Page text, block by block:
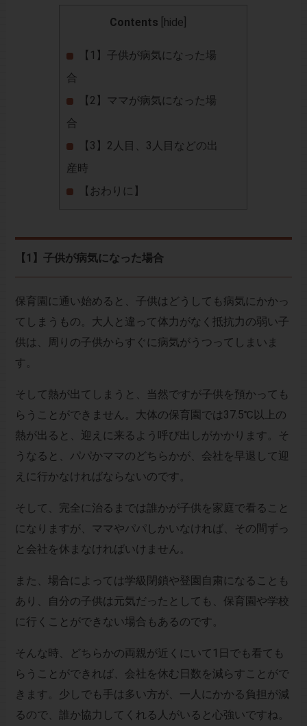
Contents hide
【1】子供が病気になった場
合
【2】ママが病気になった場
合
【3】2人目、3人目などの出
産時
【おわりに】
【1】子供が病気になった場合
保育園に通い始めると、子供はどうしても病気にかかっ
てしまうもの。大人と違って体力がなく抵抗力の弱い子
供は、周りの子供からすぐに病気がうつってしまいま
す。
そして熱が出てしまうと、当然ですが子供を預かっても
らうことができません。大体の保育園では37.5℃以上の
熱が出ると、迎えに来るよう呼び出しがかかります。そ
うなると、パパかママのどちらかが、会社を早退して迎
えに行かなければならないのです。
そして、完全に治るまでは誰かが子供を家庭で看ること
になりますが、ママやパパしかいなければ、その間ずっ
と会社を休まなければいけません。
また、場合によっては学級閉鎖や登園自粛になることも
あり、自分の子供は元気だったとしても、保育園や学校
に行くことができない場合もあるのです。
そんな時、どちらかの両親が近くにいて1日でも看ても
らうことができれば、会社を休む日数を減らすことがで
きます。少しでも手は多い方が、一人にかかる負担が減
るので、誰か協力してくれる人がいると心強いですね。